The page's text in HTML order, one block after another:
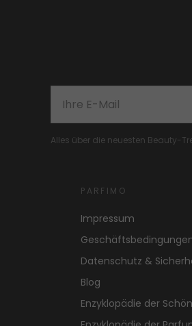
Alles über die neuesten Beauty-
PARFIMO
Impressum
Datenschutz &
Blog
Enzyklopädie der